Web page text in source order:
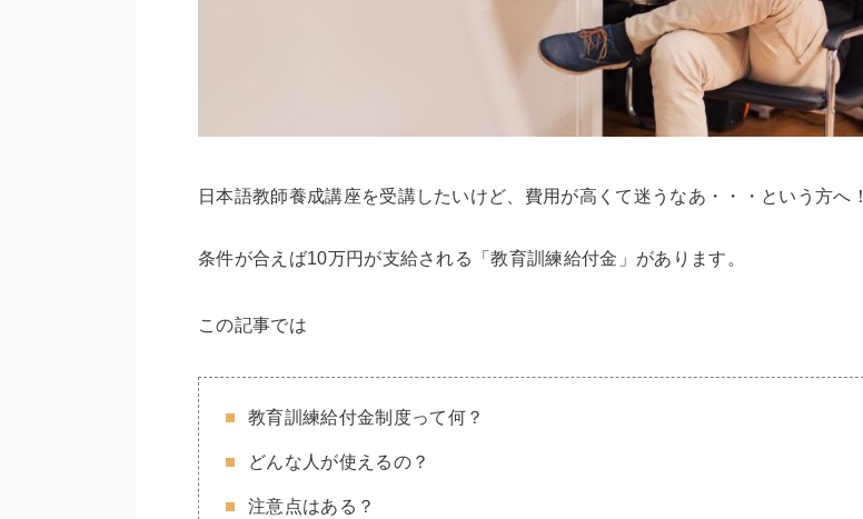
日本語教師養成講座を受講したいけど、費用が高くて迷うなあ・・・という方へ！
条件が合えば10万円が支給される「教育訓練給付金」があります。
この記事では
教育訓練給付金制度って何？
どんな人が使えるの？
注意点はある？